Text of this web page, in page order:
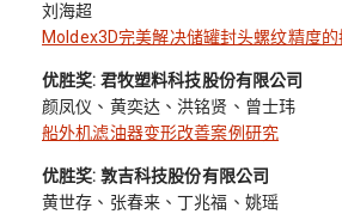
刘海超
Moldex3D完美解决储罐封头螺纹精度
优胜奖: 君牧塑料科技股份有限公司
颜凤仪、黄奕达、洪铭贤、曾士玮
船外机滤油器变形改善案例研究
优胜奖: 敦吉科技股份有限公司
黄世存、张春来、丁兆福、姚瑶